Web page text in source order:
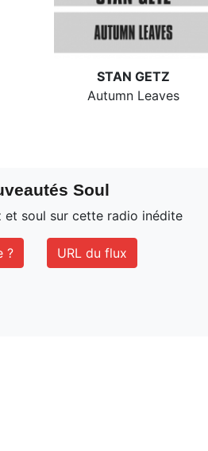
STAN GETZ
Autumn Leaves
Soul
et soul sur cette radio inédite
? URL du flux